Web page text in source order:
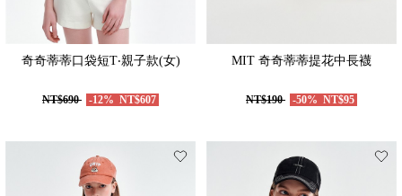
奇奇蒂蒂口袋短T‧親子款(女)
NT$690 -12% NT$607
MIT 奇奇蒂蒂提花中長襪
NT$190 -50% NT$95